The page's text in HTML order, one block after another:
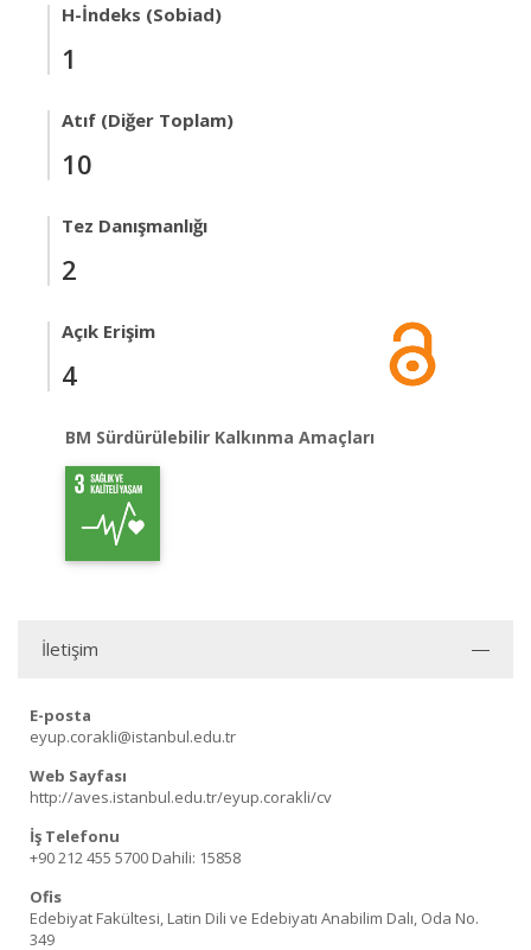
H-İndeks (Sobiad)
1
Atıf (Diğer Toplam)
10
Tez Danışmanlığı
2
Açık Erişim
4
BM Sürdürülebilir Kalkınma Amaçları
İletişim
E-posta
eyup.corakli@istanbul.edu.tr
Web Sayfası
http://aves.istanbul.edu.tr/eyup.corakli/cv
İş Telefonu
+90 212 455 5700 Dahili: 15858
Ofis
Edebiyat Fakültesi, Latin Dili ve Edebiyatı Anabilim Dalı, Oda No.
349